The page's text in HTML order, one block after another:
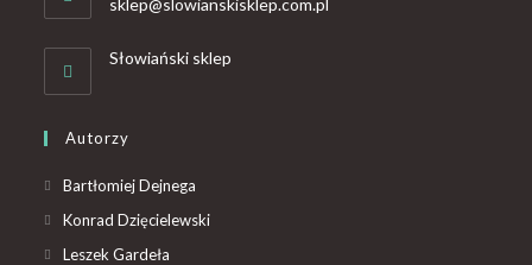
sklep@slowianskisklep.com.pl
Słowiański sklep
Autorzy
Bartłomiej Dejnega
Konrad Dzięcielewski
Leszek Gardeła